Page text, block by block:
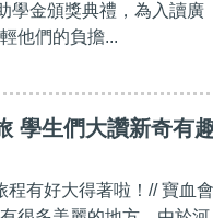
學金頒獎典禮，為入讀廣
他們的負擔...
學生們大讚新奇有
程有好大得著啦！// 寶血會